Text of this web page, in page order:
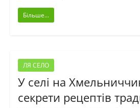
Більше...
ЛЯ СЕЛО
У селі на
секрети рецептів